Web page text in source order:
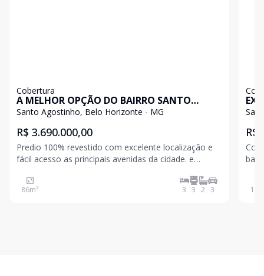
Cobertura
A MELHOR OPÇÃO DO BAIRRO SANTO
AGOSTINHO
Santo Agostinho, Belo Horizonte - MG
R$ 3.690.000,00
Predio 100% revestido com excelente localização e
fácil acesso as principais avenidas da cidade. e
bancarias, Hospitais, Shoppings, polo da moda no
bairro Barro Preto, Avenida do Contorno, Avenida
86m² 3 3 2 3
R$
109